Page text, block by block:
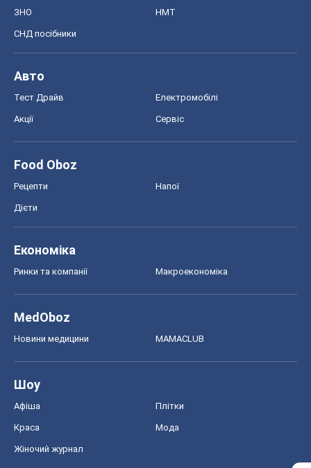
ЗНО НМТ
СНД посібники
Авто
Тест Драйв Електромобілі
Акції Сервіс
Food Oboz
Рецепти Напої
Дієти
Економіка
Ринки та компанії Макроекономіка
MedOboz
Новини медицини MAMACLUB
Шоу
Афіша Плітки
Краса Мода
Жіночий журнал